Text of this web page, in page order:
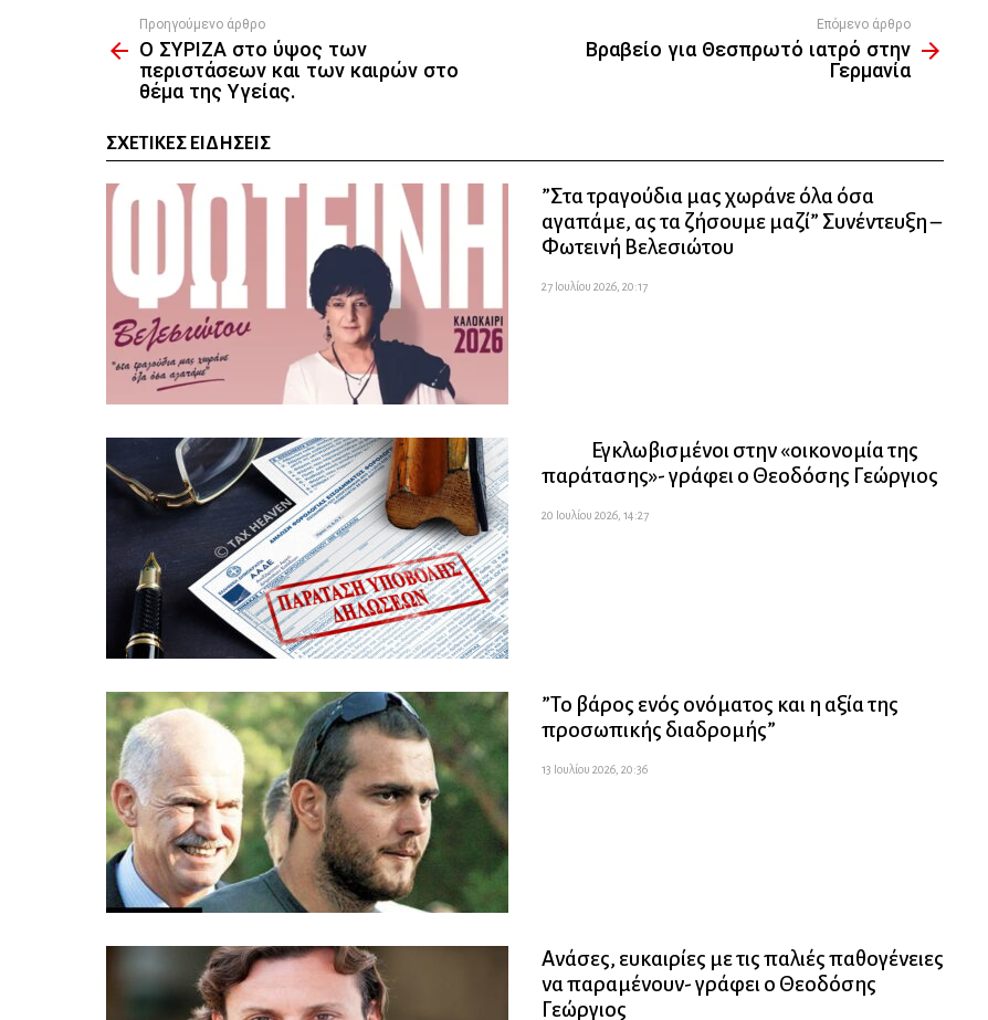
more
Προηγούμενο άρθρο
Ο ΣΥΡΙΖΑ στο ύψος των
περιστάσεων και των καιρών στο
θέμα της Υγείας.
Επόμενο άρθρο
Βραβείο για Θεσπρωτό ιατρό στην
Γερμανία
ΣΧΕΤΙΚΈΣ ΕΙΔΉΣΕΙΣ
”Στα τραγούδια μας χωράνε όλα όσα
αγαπάμε, ας τα ζήσουμε μαζί” Συνέντευξη –
Φωτεινή Βελεσιώτου
27 Ιουλίου 2026, 20:17
Εγκλωβισμένοι στην «οικονομία της
παράτασης»- γράφει ο Θεοδόσης Γεώργιος
20 Ιουλίου 2026, 14:27
”Το βάρος ενός ονόματος και η αξία της
προσωπικής διαδρομής”
13 Ιουλίου 2026, 20:36
Ανάσες, ευκαιρίες με τις παλιές παθογένειες
να παραμένουν- γράφει ο Θεοδόσης
Γεώργιος